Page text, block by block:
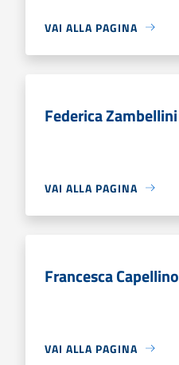
VAI ALLA PAGINA
Federica Zambellini
VAI ALLA PAGINA
Francesca Capellino
VAI ALLA PAGINA